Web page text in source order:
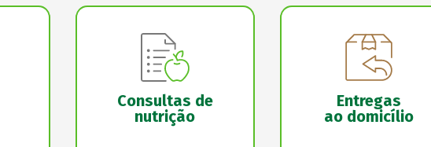
Consultas de
nutrição
Entregas
ao domicílio